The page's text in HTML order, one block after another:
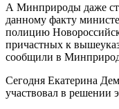
А Минприроды даже
данному факту
полицию
причастных к
сообщили в
Сегодня Екатерина
участвовал в решении